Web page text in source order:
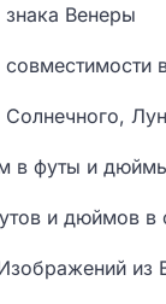
знака Венеры
совместимости
Солнечного,
в футы и
и дюймов в
из